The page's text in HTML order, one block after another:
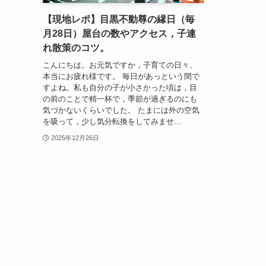
【現地レポ】目黒不動尊の縁日（毎
月28日）屋台の数やアクセス，子連
れ散策のコツ。
こんにちは。お元気ですか，子育ての日々、
本当にお疲れ様です。 毎日があっという間で
すよね。私も自分の子が小さかった頃は，目
の前のことで精一杯で，季節が過ぎるのにも
気づかないくらいでした。 たまには外の空気
を吸って，少し気分転換をしてみませ...
2025年12月26日